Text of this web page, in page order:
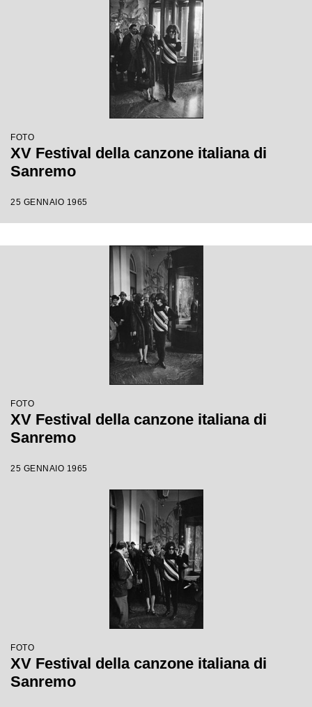
FOTO
XV Festival della canzone italiana di
Sanremo
25 GENNAIO 1965
FOTO
XV Festival della canzone italiana di
Sanremo
25 GENNAIO 1965
FOTO
XV Festival della canzone italiana di
Sanremo